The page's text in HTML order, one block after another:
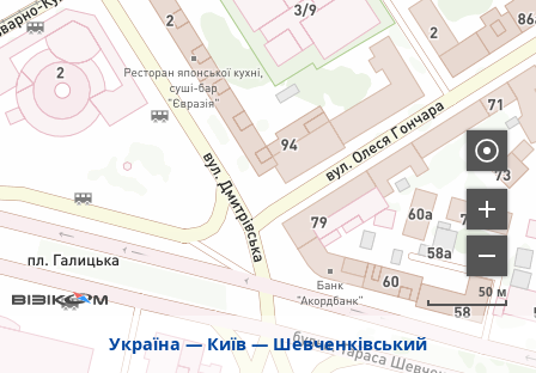
Україна Київ Шевченківський
50 м